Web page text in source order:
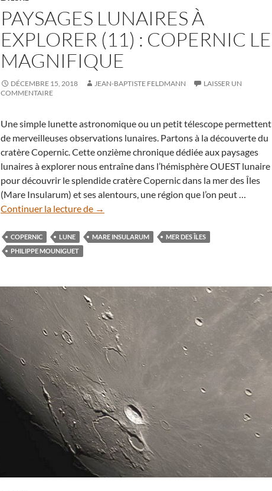
PAYSAGES LUNAIRES À
EXPLORER (11) : COPERNIC LE
MAGNIFIQUE
DÉCEMBRE 15, 2018 JEAN-BAPTISTE FELDMANN
LAISSER UN
COMMENTAIRE
Une simple lunette astronomique ou un petit télescope permettent
de merveilleuses observations lunaires. Partons à la découverte du
cratère Copernic. Cette onzième chronique dédiée aux paysages
lunaires à explorer nous entraîne dans l’hémisphère OUEST lunaire
pour découvrir le splendide cratère Copernic dans la mer des Îles
(Mare Insularum) et ses alentours, une région que l’on peut …
Continuer la lecture de Paysages
à
Copernic
le
magnifique
→
COPERNIC LUNE MARE INSULARUM
MER DES ÎLES
PHILIPPE MOUNIGUET